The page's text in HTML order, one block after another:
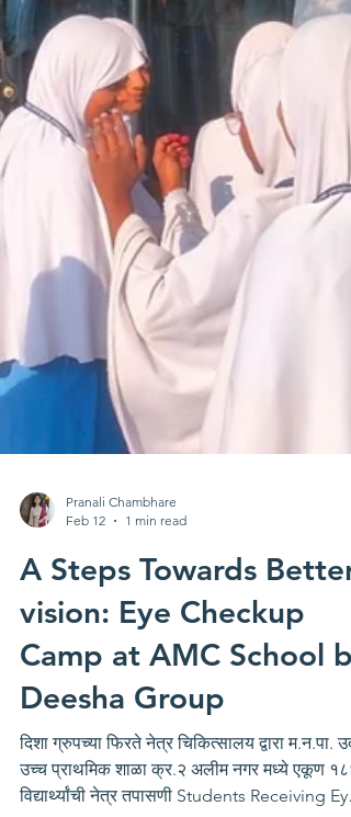
Pranali Chambhare
1 min read
A Steps Towards Better